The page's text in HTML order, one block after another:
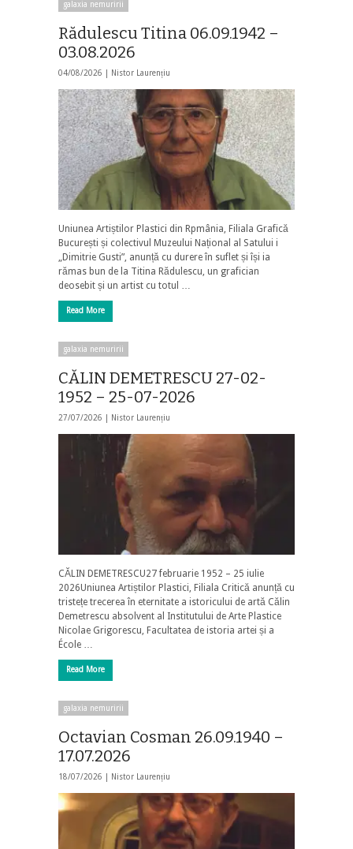
galaxia nemuririi
Rădulescu Titina 06.09.1942 –
03.08.2026
04/08/2026 | Nistor Laurențiu
Uniunea Artiștilor Plastici din Rpmânia, Filiala Grafică
București și colectivul Muzeului Național al Satului i
„Dimitrie Gusti”, anunță cu durere în suflet și își ia
rămas bun de la Titina Rădulescu, un grafician
deosebit și un artist cu totul …
Read More
galaxia nemuririi
CĂLIN DEMETRESCU 27-02-
1952 – 25-07-2026
27/07/2026 | Nistor Laurențiu
CĂLIN DEMETRESCU27 februarie 1952 – 25 iulie
2026Uniunea Artiștilor Plastici, Filiala Critică anunță cu
tristețe trecerea în eternitate a istoricului de artă Călin
Demetrescu absolvent al Institutului de Arte Plastice
Nicolae Grigorescu, Facultatea de istoria artei și a
École …
Read More
galaxia nemuririi
Octavian Cosman 26.09.1940 –
17.07.2026
18/07/2026 | Nistor Laurențiu